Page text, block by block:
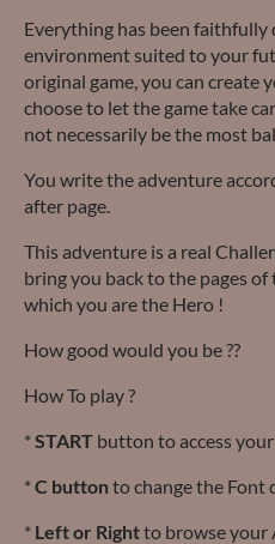
Everything has been faithfully
environment suited to your
original game, you can create
choose to let the game take
not necessarily be the most
You write the adventure
after page.
This adventure is a real
bring you back to the pages
which you are the Hero !
How good would you be ??
How To play ?
*START button to access
*C buttonto change the Font
* Left or Rightto browse your